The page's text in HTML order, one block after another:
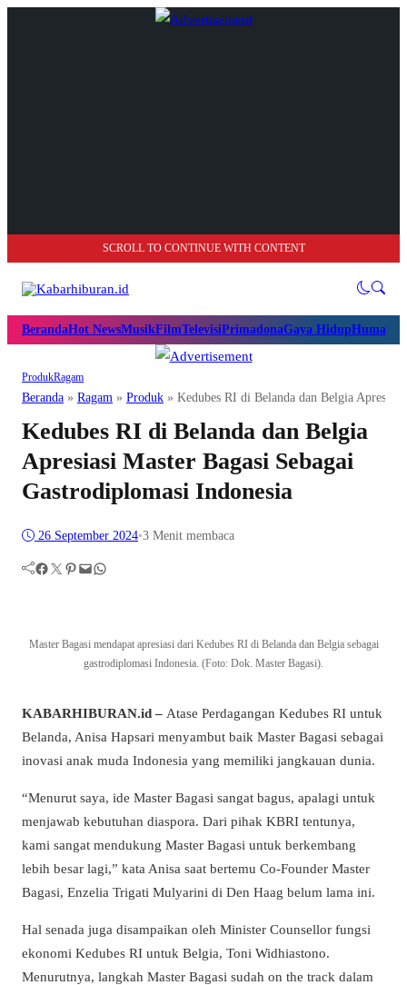
SCROLL TO CONTINUE WITH CONTENT
BerandaHot NewsMusikFilmTelevisiPrimadonaGaya Hidup
ProdukRagam
Beranda » Ragam » Produk » Kedubes RI di Belanda dan Belgia
Kedubes RI di Belanda dan Belgia
Apresiasi Master Bagasi Sebagai
Gastrodiplomasi Indonesia
26 September 2024•3 Menit membaca
Facebook Twitter Pinterest Mail WhatsApp
Master Bagasi mendapat apresiasi dari Kedubes RI di Belanda dan Belgia sebagai
gastrodiplomasi Indonesia. (Foto: Dok. Master Bagasi).
KABARHIBURAN.id – Atase Perdagangan Kedubes RI untuk
Belanda, Anisa Hapsari menyambut baik Master Bagasi sebagai
inovasi anak muda Indonesia yang memiliki jangkauan dunia.
“Menurut saya, ide Master Bagasi sangat bagus, apalagi untuk
menjawab kebutuhan diaspora. Dari pihak KBRI tentunya,
kami sangat mendukung Master Bagasi untuk berkembang
lebih besar lagi,” kata Anisa saat bertemu Co-Founder Master
Bagasi, Enzelia Trigati Mulyarini di Den Haag belum lama ini.
Hal senada juga disampaikan oleh Minister Counsellor fungsi
ekonomi Kedubes RI untuk Belgia, Toni Widhiastono.
Menurutnya, langkah Master Bagasi sudah on the track dalam